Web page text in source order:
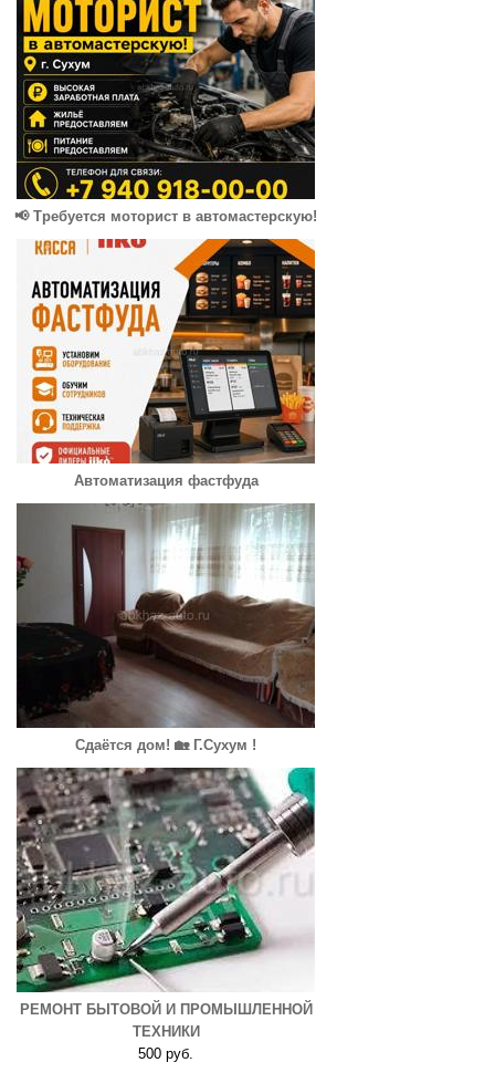
📢 Требуется моторист в автомастерскую!
Автоматизация фастфуда
Сдаётся дом! 🏡 Г.Сухум !
РЕМОНТ БЫТОВОЙ И ПРОМЫШЛЕННОЙ
ТЕХНИКИ
500 руб.